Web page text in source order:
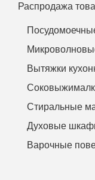
Распродажа
Вытяжки
Стиральные
Духовые
Варочные